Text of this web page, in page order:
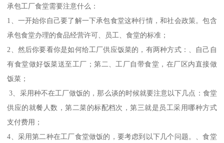
承包工厂食堂需要注意什么：
1、一开始你自己要了解一下承包食堂这种行情，和社会政策。包含
承包食堂办理的食品经营许可、员工、食堂的标准；
2、然后你要看你是如何给工厂供应饭菜的，有两种方式：、自己自
有食堂做好饭菜送至工厂；第二、工厂自带食堂，在厂区内直接做
饭菜；
3、采用种不在工厂做饭的，那么谈的时候就要注意以下几点：食堂
供应的就餐人数，第二菜的标配档次，第三就是员工采用哪种方式
支付费用；
4、采用第二种在工厂食堂做饭的，要考虑到以下几个问题。、食堂